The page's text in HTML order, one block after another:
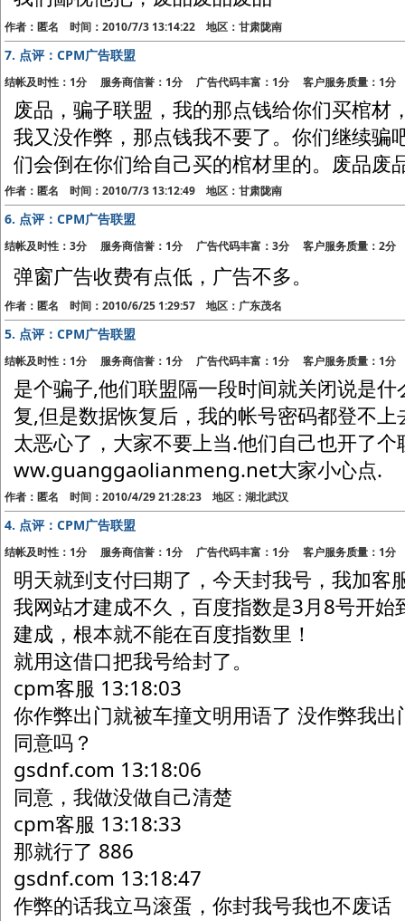
作者：匿名 时间：2010/7/3 13:14:22 地区：甘肃陇南
7. 点评：CPM广告联盟
结帐及时性：1分 服务商信誉：1分 广告代码丰富：1分 客户服务质量：1分
废品，骗子联盟，我的那点钱给你们买棺材
我又没作弊，那点钱我不要了。你们继续骗
们会倒在你们给自己买的棺材里的。废品废
作者：匿名 时间：2010/7/3 13:12:49 地区：甘肃陇南
6. 点评：CPM广告联盟
结帐及时性：3分 服务商信誉：1分 广告代码丰富：3分 客户服务质量：2分
弹窗广告收费有点低，广告不多。
作者：匿名 时间：2010/6/25 1:29:57 地区：广东茂名
5. 点评：CPM广告联盟
结帐及时性：1分 服务商信誉：1分 广告代码丰富：1分 客户服务质量：1分
是个骗子,他们联盟隔一段时间就关闭说是
复,但是数据恢复后，我的帐号密码都登不
太恶心了，大家不要上当.他们自己也开了
ww.guanggaolianmeng.net大家小心点.
作者：匿名 时间：2010/4/29 21:28:23 地区：湖北武汉
4. 点评：CPM广告联盟
结帐及时性：1分 服务商信誉：1分 广告代码丰富：1分 客户服务质量：1分
明天就到支付曰期了，今天封我号，我加客
我网站才建成不久，百度指数是3月8号开
建成，根本就不能在百度指数里！
就用这借口把我号给封了。
cpm客服 13:18:03
你作弊出门就被车撞文明用语了 没作弊我
同意吗？
gsdnf.com 13:18:06
同意，我做没做自己清楚
cpm客服 13:18:33
那就行了 886
gsdnf.com 13:18:47
作弊的话我立马滚蛋，你封我号我也不废话